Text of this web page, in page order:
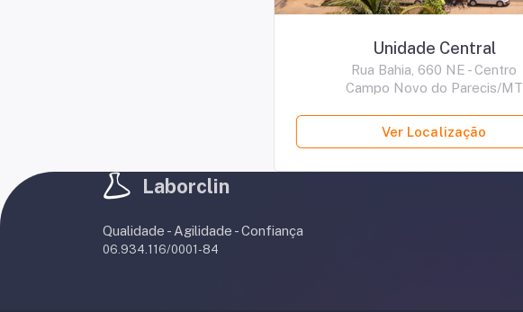
Unidade Central
Rua Bahia, 660 NE - Centro
Campo Novo do Parecis/MT
Ver Localização
Laborclin
Qualidade - Agilidade - Confiança
06.934.116/0001-84